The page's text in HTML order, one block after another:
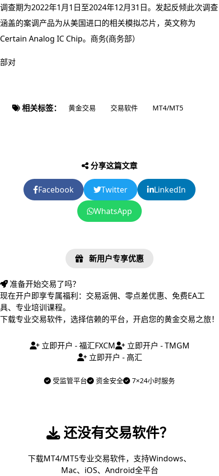
调查期为2022年1月1日至2024年12月31日。发起反倾此次调查
涵盖的案调产品为从美国进口的相关模拟芯片，英文称为
Certain Analog IC Chip。商务(商务部）
部对
相关标签： 黄金交易 交易软件 MT4/MT5
分享这篇文章
Facebook Twitter
LinkedIn
WhatsApp
新用户专享优惠
准备开始交易了吗？
现在开户即享专属福利：交易返佣、零点差优惠、免费EA工
具、专业培训课程。
下载专业交易软件，选择信赖的平台，开启您的黄金交易之旅！
立即开户 - 福汇FXCM
立即开户 - TMGM
立即开户 - 高汇
受监管平台 资金安全 7×24小时服务
还没有交易软件？
下载MT4/MT5专业交易软件，支持Windows、
Mac、iOS、Android全平台